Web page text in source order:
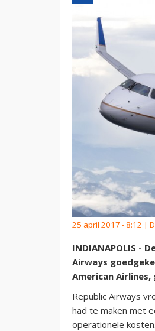
25 april 2017 - 8:12 |
INDIANAPOLIS -
Airways
American
Republic Airways
had te maken met
operationele kosten.